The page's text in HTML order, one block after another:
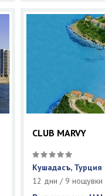
CLUB MARVY
Кушадасъ, Турция
12 дни / 9 нощувки